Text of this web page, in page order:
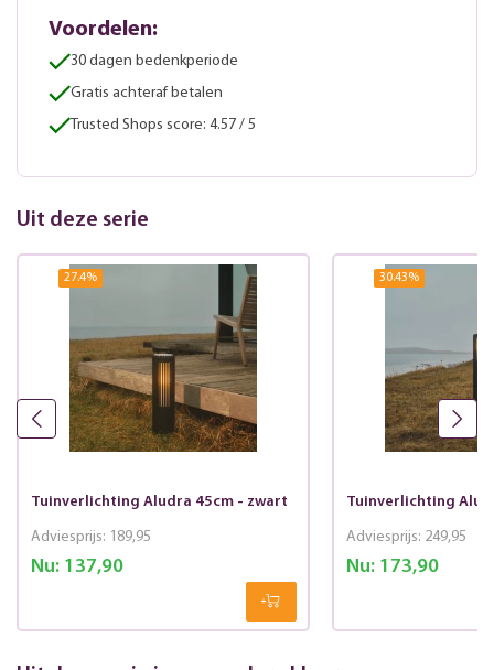
Voordelen:
30 dagen bedenkperiode
Gratis achteraf betalen
Trusted Shops score: 4.57 / 5
Uit deze serie
27.4%
Tuinverlichting Aludra 45cm - zwart
Nu:137,90
Adviesprijs: 189,95
30.43%
Tuinverlichting
Nu:173,90
Adviesprijs: 249,95